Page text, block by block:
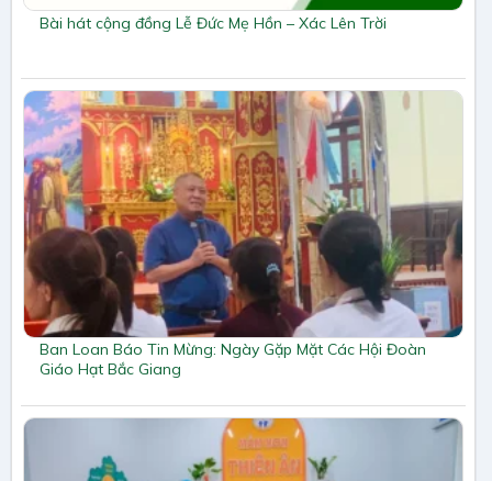
Bài hát cộng đồng Lễ Đức Mẹ Hồn – Xác Lên Trời
Ban Loan Báo Tin Mừng: Ngày Gặp Mặt Các Hội Đoàn
Giáo Hạt Bắc Giang